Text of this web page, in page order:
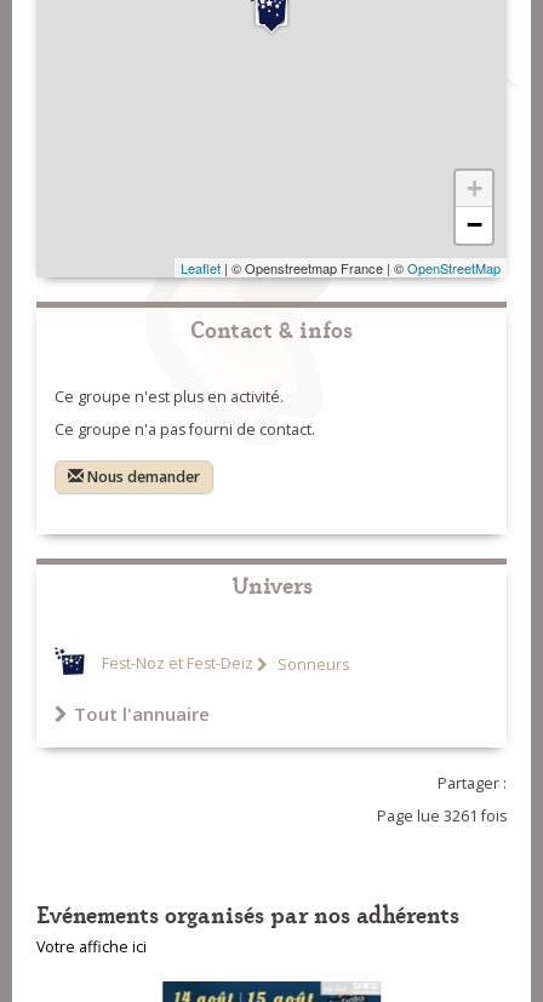
+
−
Leaflet | © Openstreetmap France | ©OpenStreetMap
Contact & infos
Ce groupe n'est plus en activité.
Ce groupe n'a pas fourni de contact.
Nous demander
Univers
Fest-Noz et Fest-Deiz Sonneurs
Tout l'annuaire
Partager :
Page lue 3261 fois
Evénements organisés par nos adhérents
Votre affiche ici